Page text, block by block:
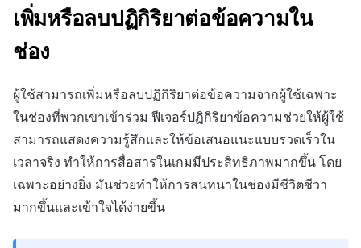
เพิ่มหรือลบปฏิกิริยาต่อข้อความใน
ช่อง
ผู้ใช้สามารถเพิ่มหรือลบปฏิกิริยาต่อข้อความจากผู้ใช้เฉพาะ
ในช่องที่พวกเขาเข้าร่วม ฟีเจอร์ปฏิกิริยาข้อความช่วยให้ผู้ใช้
สามารถแสดงความรู้สึกและให้ข้อเสนอแนะแบบรวดเร็วใน
เวลาจริง ทำให้การสื่อสารในเกมมีประสิทธิภาพมากขึ้น โดย
เฉพาะอย่างยิ่ง มันช่วยทำให้การสนทนาในช่องมีชีวิตชีวา
มากขึ้นและเข้าใจได้ง่ายขึ้น